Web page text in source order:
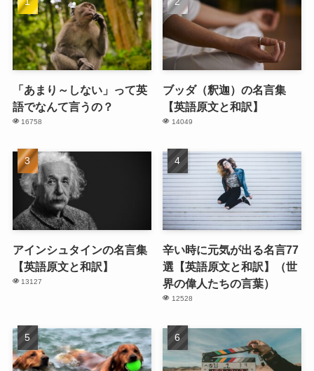
「あまり～しない」って英
語でなんて言うの？
16758
ブッダ（釈迦）の名言集
【英語原文と和訳】
14049
アインシュタインの名言集
【英語原文と和訳】
13127
辛い時に元気が出る名言77
選【英語原文と和訳】（世
界の偉人たちの言葉）
12528